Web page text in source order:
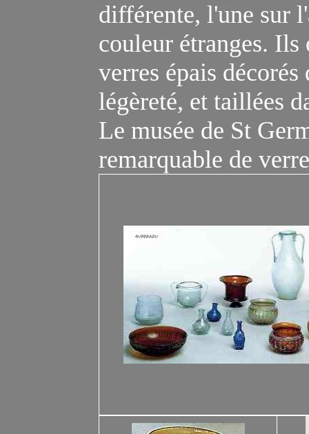
différente, l'une sur
couleur étranges. Ils
verres épais décorés
légèreté, et taillées
Le musée de St
remarquable de